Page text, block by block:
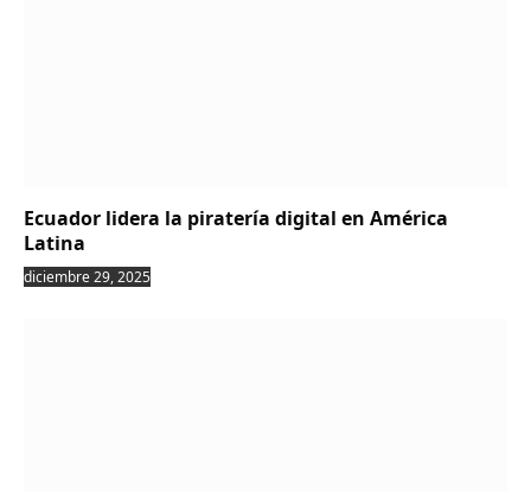
Ecuador lidera la piratería digital en América
Latina
diciembre 29, 2025